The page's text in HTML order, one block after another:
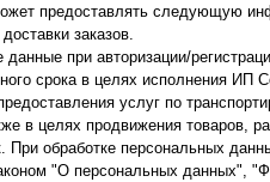
предоставлять следующую
заказов.
при авторизации/
срока в целях исполнения ИП
услуг по
в целях продвижения товаров,
При обработке персональных
"О персональных данных",